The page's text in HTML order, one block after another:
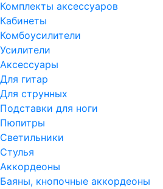
Комплекты аксессуаров
Кабинеты
Комбоусилители
Усилители
Аксессуары
Для гитар
Для струнных
Подставки для ноги
Пюпитры
Светильники
Стулья
Аккордеоны
Баяны, кнопочные аккордеоны